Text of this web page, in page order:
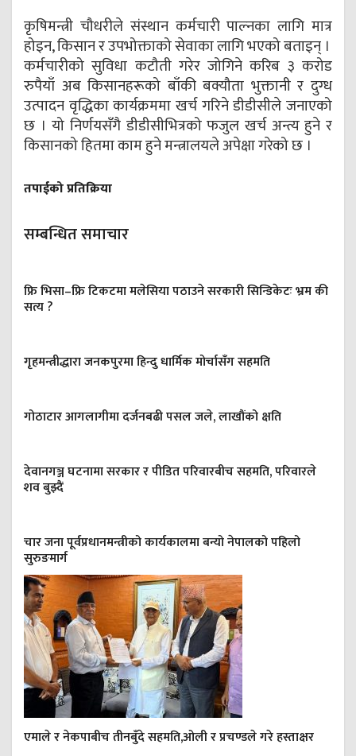
कृषिमन्त्री चौधरीले संस्थान कर्मचारी पाल्नका लागि मात्र
होइन, किसान र उपभोक्ताको सेवाका लागि भएको बताइन् ।
कर्मचारीको सुविधा कटौती गरेर जोगिने करिब ३ करोड
रुपैयाँ अब किसानहरूको बाँकी बक्यौता भुक्तानी र दुग्ध
उत्पादन वृद्धिका कार्यक्रममा खर्च गरिने डीडीसीले जनाएको
छ । यो निर्णयसँगै डीडीसीभित्रको फजुल खर्च अन्त्य हुने र
किसानको हितमा काम हुने मन्त्रालयले अपेक्षा गरेको छ ।
तपाईको प्रतिक्रिया
सम्बन्धित समाचार
फ्रि भिसा–फ्रि टिकटमा मलेसिया पठाउने सरकारी सिन्डिकेटः भ्रम की
सत्य ?
गृहमन्त्रीद्धारा जनकपुरमा हिन्दु धार्मिक मोर्चासँग सहमति
गोठाटार आगलागीमा दर्जनबढी पसल जले, लाखौंको क्षति
देवानगञ्ज घटनामा सरकार र पीडित परिवारबीच सहमति, परिवारले
शव बुझ्दैं
चार जना पूर्वप्रधानमन्त्रीको कार्यकालमा बन्यो नेपालको पहिलो
सुरुङमार्ग
एमाले र नेकपाबीच तीनबुँदे सहमति,ओली र प्रचण्डले गरे हस्ताक्षर